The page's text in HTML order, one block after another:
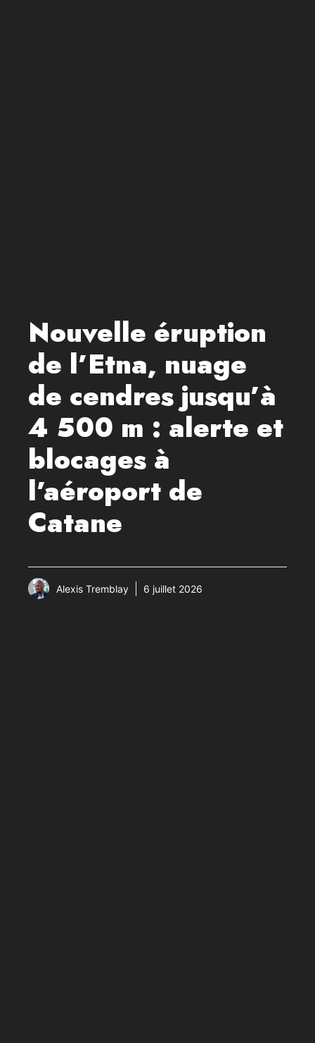
Nouvelle éruption
de l’Etna, nuage
de cendres jusqu’à
4 500 m : alerte et
blocages à
l’aéroport de
Catane
Alexis Tremblay 6 juillet 2026